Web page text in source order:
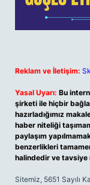
Reklam ve İletişim:
Yasal Uyarı: Bu
şirketi ile hiçbir
hazırladığımız
haber niteliği
paylaşım
benzerlikleri
halindedir ve tavsiye
Sitemiz, 5651 Sayılı